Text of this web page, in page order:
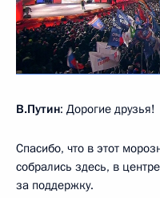
В.Путин: Дорогие друзья!
Спасибо, что в этот
собрались здесь, в
за поддержку.